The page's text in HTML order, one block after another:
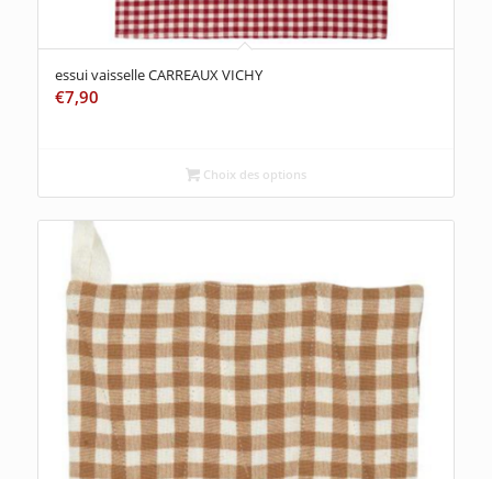
essui vaisselle CARREAUX VICHY
€7,90
Choix des options